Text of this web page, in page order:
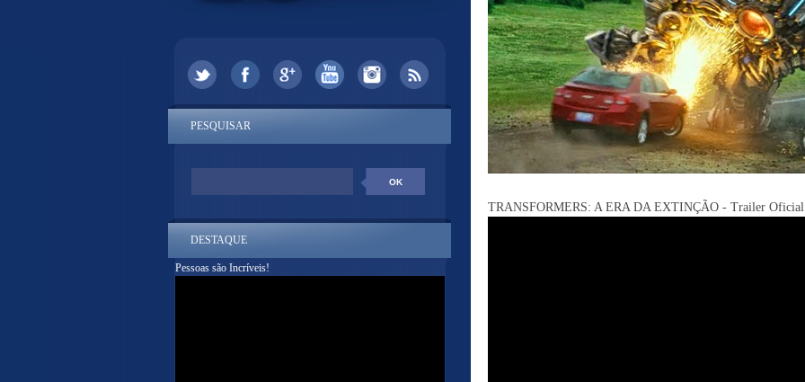
TRANSFORMERS: A ERA DA EXTINÇÃO - Trailer Oficial
PESQUISAR
DESTAQUE
Pessoas são Incríveis!